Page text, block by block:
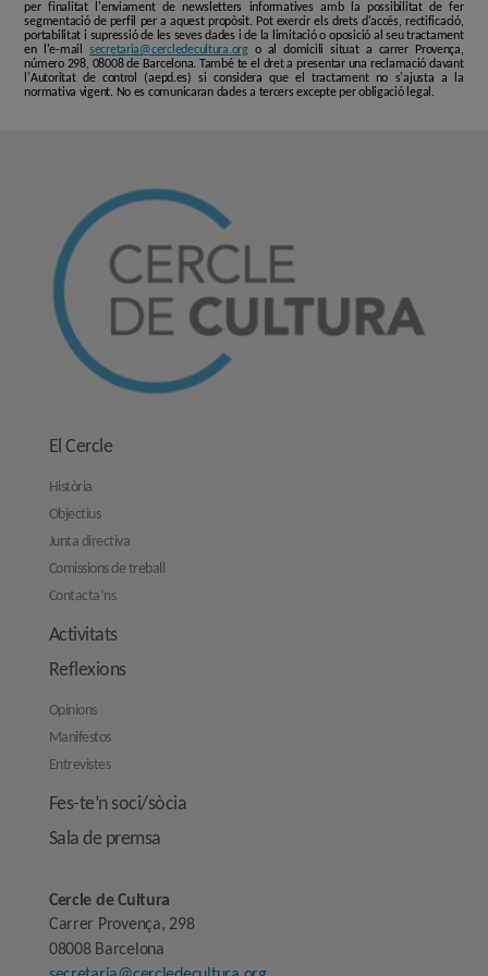
per finalitat l'enviament de newsletters informatives amb la possibilitat de fer
segmentació de perfil per a aquest propòsit. Pot exercir els drets d'accés, rectificació,
portabilitat i supressió de les seves dades i de la limitació o oposició al seu tractament
en l'e-mail secretaria@cercledecultura.orgo al domicili situat a carrer Provença,
número 298, 08008 de Barcelona. També te el dret a presentar una reclamació davant
l'Autoritat de control (aepd.es) si considera que el tractament no s'ajusta a la
normativa vigent. No es comunicaran dades a tercers excepte per obligació legal.
El Cercle
Història
Objectius
Junta directiva
Comissions de treball
Contacta’ns
Activitats
Reflexions
Opinions
Manifestos
Entrevistes
Fes-te’n soci/sòcia
Sala de premsa
Cercle de Cultura
Carrer Provença, 298
08008 Barcelona